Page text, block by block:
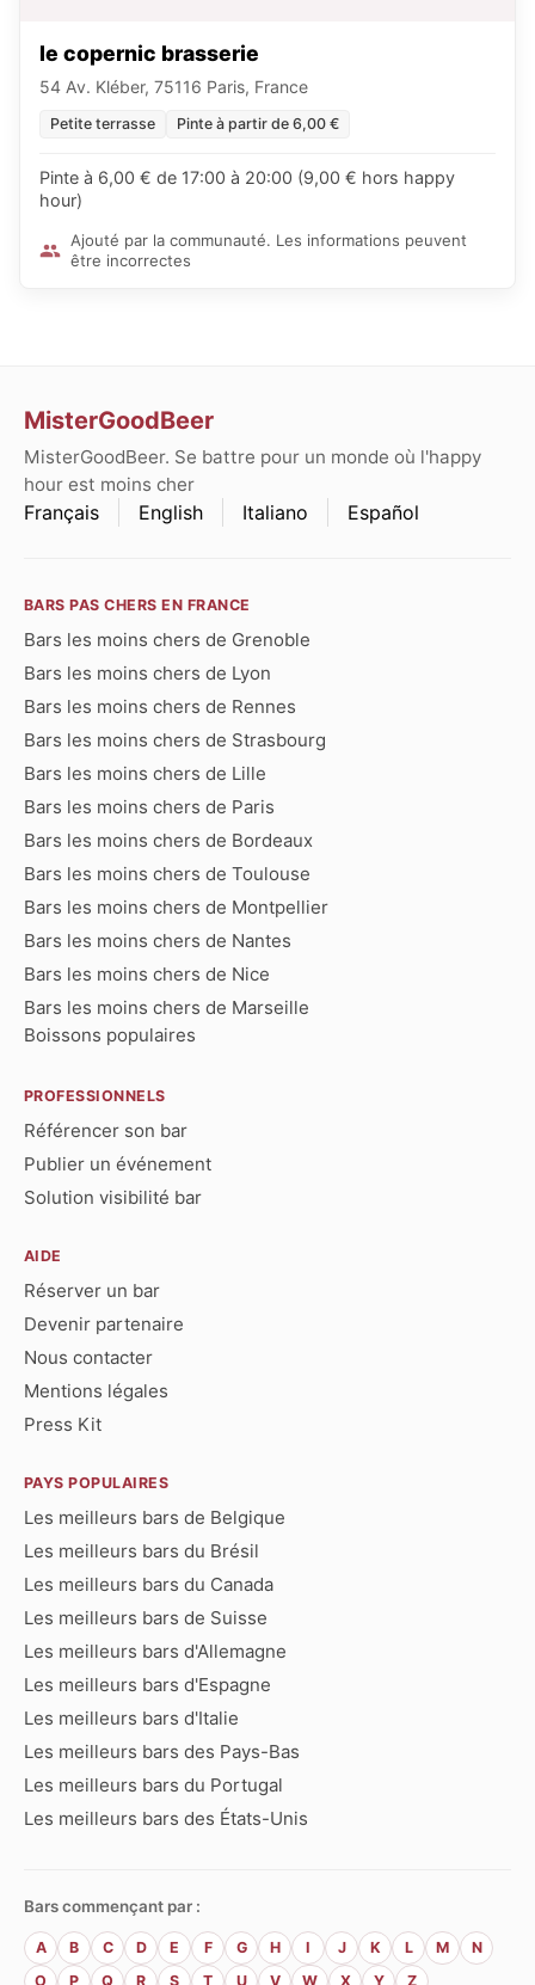
le copernic brasserie
54 Av. Kléber, 75116 Paris, France
Petite terrasse Pinte à partir de 6,00 €
Pinte à 6,00 € de 17:00 à 20:00 (9,00 € hors happy
hour)
Ajouté par la communauté. Les informations peuvent
être incorrectes
MisterGoodBeer
MisterGoodBeer. Se battre pour un monde où l'happy
hour est moins cher
Français English Italiano Español
BARS PAS CHERS EN FRANCE
Bars les moins chers de Grenoble
Bars les moins chers de Lyon
Bars les moins chers de Rennes
Bars les moins chers de Strasbourg
Bars les moins chers de Lille
Bars les moins chers de Paris
Bars les moins chers de Bordeaux
Bars les moins chers de Toulouse
Bars les moins chers de Montpellier
Bars les moins chers de Nantes
Bars les moins chers de Nice
Bars les moins chers de Marseille
Boissons populaires
PROFESSIONNELS
Référencer son bar
Publier un événement
Solution visibilité bar
AIDE
Réserver un bar
Devenir partenaire
Nous contacter
Mentions légales
Press Kit
PAYS POPULAIRES
Les meilleurs bars de Belgique
Les meilleurs bars du Brésil
Les meilleurs bars du Canada
Les meilleurs bars de Suisse
Les meilleurs bars d'Allemagne
Les meilleurs bars d'Espagne
Les meilleurs bars d'Italie
Les meilleurs bars des Pays-Bas
Les meilleurs bars du Portugal
Les meilleurs bars des États-Unis
Bars commençant par :
A B C D E F G H I J K L M
N
O
P Q R S T U V W X Y Z